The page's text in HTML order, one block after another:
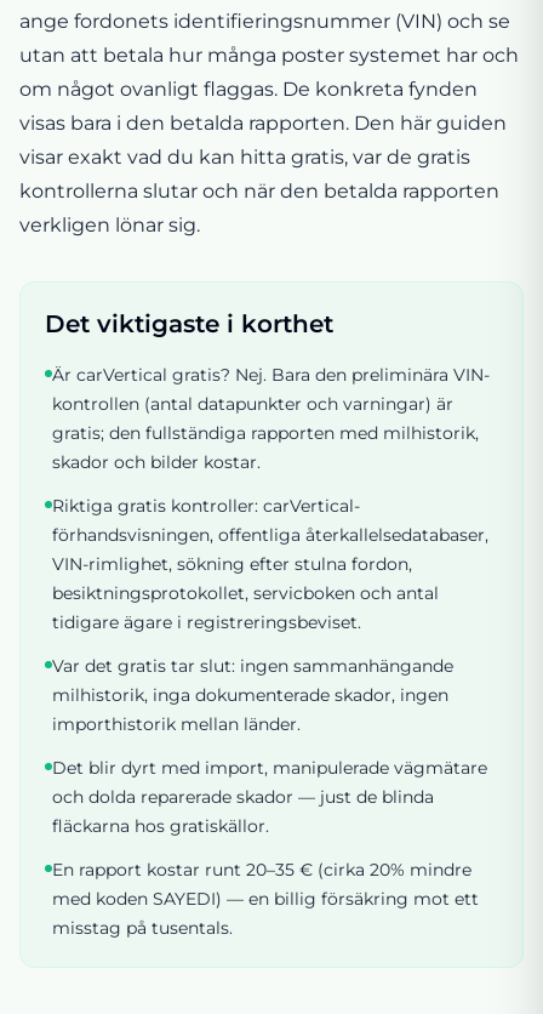
ange fordonets identifieringsnummer (VIN) och se
utan att betala hur många poster systemet har och
om något ovanligt flaggas. De konkreta fynden
visas bara i den betalda rapporten. Den här guiden
visar exakt vad du kan hitta gratis, var de gratis
kontrollerna slutar och när den betalda rapporten
verkligen lönar sig.
Det viktigaste i korthet
Är carVertical gratis? Nej. Bara den preliminära VIN-
kontrollen (antal datapunkter och varningar) är
gratis; den fullständiga rapporten med milhistorik,
skador och bilder kostar.
Riktiga gratis kontroller: carVertical-
förhandsvisningen, offentliga återkallelsedatabaser,
VIN-rimlighet, sökning efter stulna fordon,
besiktningsprotokollet, servicboken och antal
tidigare ägare i registreringsbeviset.
Var det gratis tar slut: ingen sammanhängande
milhistorik, inga dokumenterade skador, ingen
importhistorik mellan länder.
Det blir dyrt med import, manipulerade vägmätare
och dolda reparerade skador — just de blinda
fläckarna hos gratiskällor.
En rapport kostar runt 20–35 € (cirka 20% mindre
med koden SAYEDI) — en billig försäkring mot ett
misstag på tusentals.